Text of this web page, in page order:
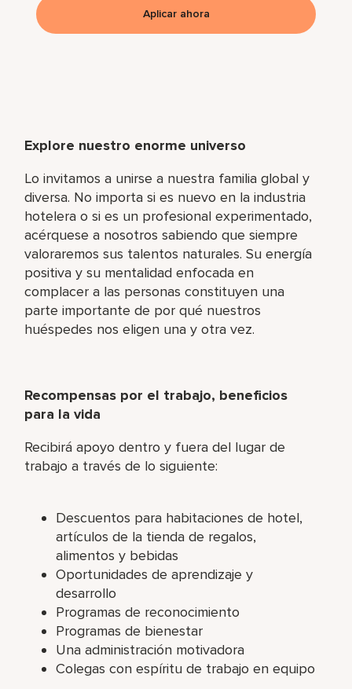
Explore nuestro enorme universo
Lo invitamos a unirse a nuestra familia global y
diversa. No importa si es nuevo en la industria
hotelera o si es un profesional experimentado,
acérquese a nosotros sabiendo que siempre
valoraremos sus talentos naturales. Su energía
positiva y su mentalidad enfocada en
complacer a las personas constituyen una
parte importante de por qué nuestros
huéspedes nos eligen una y otra vez.
Recompensas por el trabajo, beneficios
para la vida
Recibirá apoyo dentro y fuera del lugar de
trabajo a través de lo siguiente:
Descuentos para habitaciones de hotel,
artículos de la tienda de regalos,
alimentos y bebidas
Oportunidades de aprendizaje y
desarrollo
Programas de reconocimiento
Programas de bienestar
Una administración motivadora
Colegas con espíritu de trabajo en equipo
Aplicar ahora